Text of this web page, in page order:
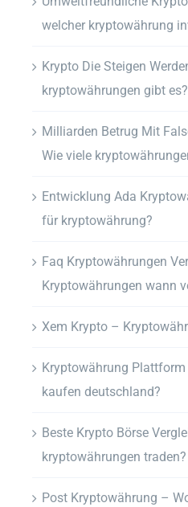
welcher kryptowährung
Krypto Die Steigen
kryptowährungen gibt es?
Milliarden Betrug Mit
Wie viele
Entwicklung Ada
für kryptowährung?
Faq Kryptowährungen
Kryptowährungen wann
Xem Krypto –
Kryptowährung
kaufen deutschland?
Beste Krypto Börse
kryptowährungen traden?
Post Kryptowährung –